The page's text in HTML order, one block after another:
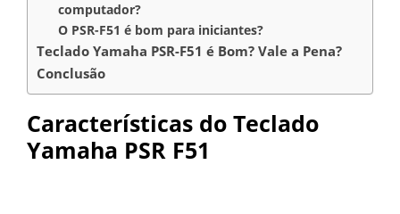
computador?
O PSR-F51 é bom para iniciantes?
Teclado Yamaha PSR-F51 é Bom? Vale a Pena?
Conclusão
Características do Teclado
Yamaha PSR F51